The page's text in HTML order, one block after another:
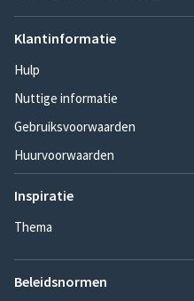
Klantinformatie
Hulp
Nuttige informatie
Gebruiksvoorwaarden
Huurvoorwaarden
Inspiratie
Thema
Beleidsnormen